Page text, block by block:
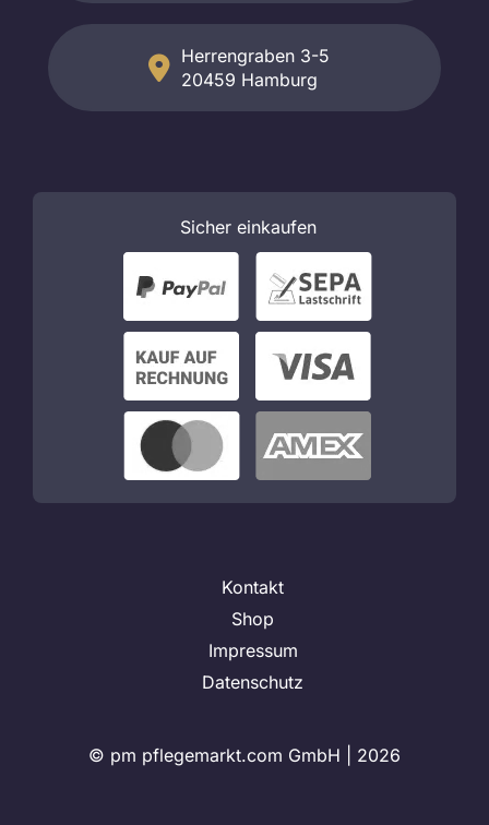
Herrengraben 3-5
20459 Hamburg
Sicher einkaufen
Kontakt
Shop
Impressum
Datenschutz
© pm pflegemarkt.com GmbH | 2026